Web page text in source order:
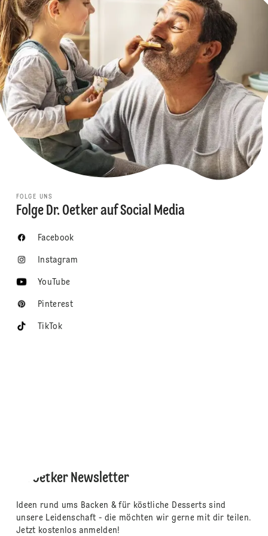
FOLGE UNS
Folge Dr. Oetker auf Social Media
Facebook
Instagram
YouTube
Pinterest
TikTok
Dr. Oetker Newsletter
Ideen rund ums Backen & für köstliche Desserts sind
unsere Leidenschaft - die möchten wir gerne mit dir teilen.
Jetzt kostenlos anmelden!